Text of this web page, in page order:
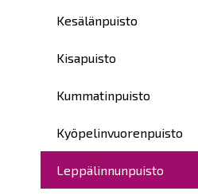
Kesälänpuisto
Kisapuisto
Kummatinpuisto
Kyöpelinvuorenpuisto
Leppälinnunpuisto